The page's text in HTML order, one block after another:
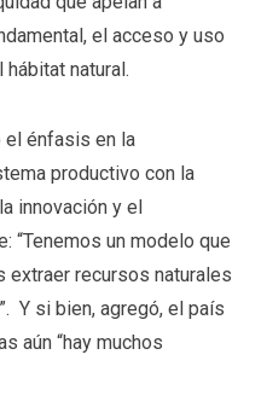
el acceso y uso
natural.
el énfasis en la
productivo con la
innovación y el
“Tenemos un modelo que
extraer recursos naturales
Y si bien, agregó, el país
aún “hay muchos